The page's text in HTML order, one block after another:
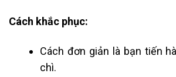
Cách khắc phục:
Cách đơn giản là bạn tiến
chì.